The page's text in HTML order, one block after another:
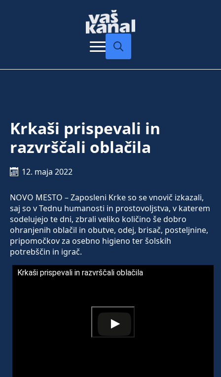
Krkaši prispevali in
razvrščali oblačila
12. maja 2022
NOVO MESTO – Zaposleni Krke so se vnovič izkazali,
saj so v Tednu humanosti in prostovoljstva, v katerem
sodelujejo te dni, zbrali veliko količino še dobro
ohranjenih oblačil in obutve, odej, brisač, posteljnine,
pripomočkov za osebno higieno ter šolskih
potrebščin in igrač.
Krkaši prispevali in razvrščali oblačila